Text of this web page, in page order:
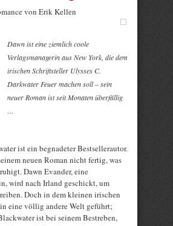
von Erik Kellen
Dawn ist eine ziemlich coole
Verlagsmanagerin aus New York, die dem
irischen Schriftsteller Ulysses C.
Darkwater Feuer machen soll – sein
neuer Roman ist seit Monaten überfällig
…
ist ein begnadeter Bestsellerautor.
neuen Roman nicht fertig, was
Dawn Evander, eine
wird nach Irland geschickt, um
Doch in dem kleinen irischen
eine völlig andere Welt geführt;
ist bei seinem Bestreben,